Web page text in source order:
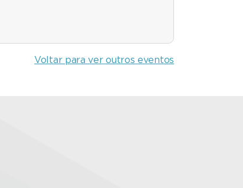
Voltar para ver outros eventos